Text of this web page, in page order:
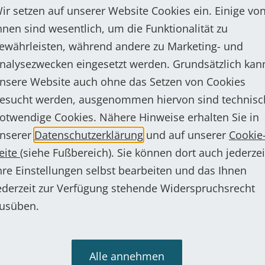
(B x H)
70 x 70 mm
Mehr anzeigen
Experten sind nur einen
aufnehmen
setzen auf unserer Website Cookies ein. Einige
sind wesentlich, um die Funktionalität zu
während andere zu Marketing- und
eingesetzt werden. Grundsätzlich
Website auch ohne das Setzen von Cookies
werden, ausgenommen hiervon sind
Cookies. Nähere Hinweise erhalten Sie in
Datenschutzerklärung und auf unserer Cookie-
(siehe Fußbereich). Sie können dort auch
Einstellungen selbst bearbeiten und das Ihnen
zur Verfügung stehende Widerspruchsrecht
Alle annehmen